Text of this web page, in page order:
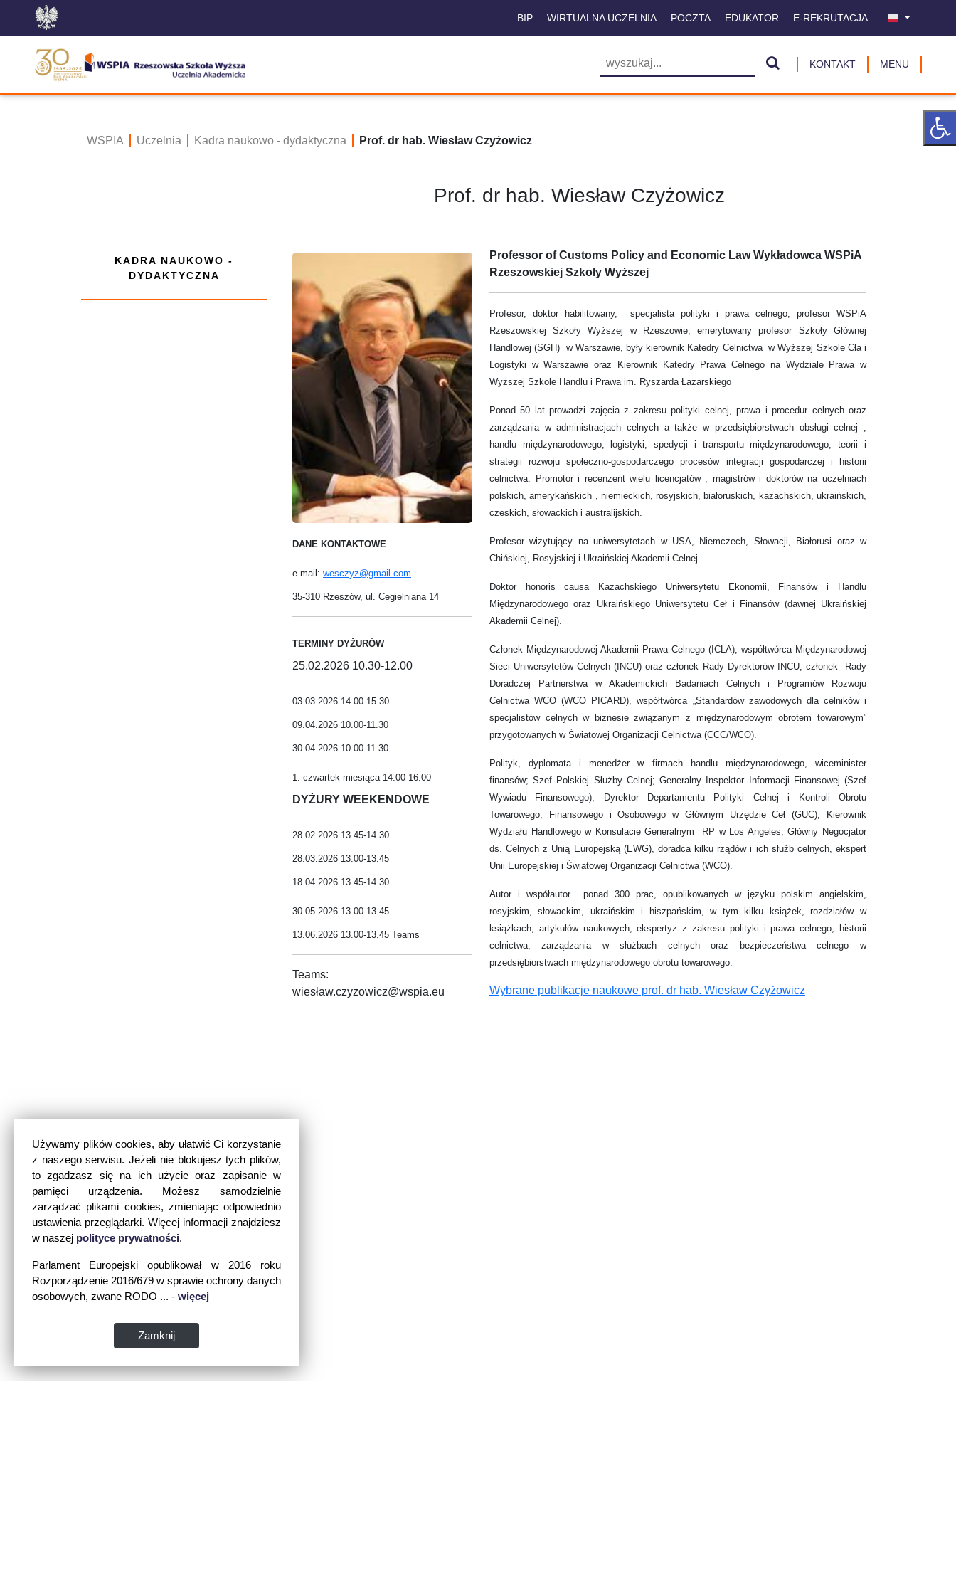
Używamy plików cookies, aby ułatwić Ci korzystanie
z naszego serwisu. Jeżeli nie blokujesz tych plików,
to zgadzasz się na ich użycie oraz zapisanie w
pamięci urządzenia. Możesz samodzielnie
zarządzać plikami cookies, zmieniając odpowiednio
ustawienia przeglądarki. Więcej informacji znajdziesz
w naszej polityce prywatności.
Parlament Europejski opublikował w 2016 roku
Rozporządzenie 2016/679 w sprawie ochrony danych
osobowych, zwane RODO ... - więcej
Zamknij
BIP WIRTUALNA UCZELNIA POCZTA EDUKATOR E-REKRUTACJA
KONTAKT MENU
WSPIA Uczelnia Kadra naukowo - dydaktyczna Prof. dr hab. Wiesław Czyżowicz
KADRA NAUKOWO -
DYDAKTYCZNA
Prof. dr hab. Wiesław Czyżowicz
DANE KONTAKTOWE
e-mail: wesczyz@gmail.com
35-310 Rzeszów, ul. Cegielniana 14
TERMINY DYŻURÓW
25.02.2026 10.30-12.00
03.03.2026 14.00-15.30
09.04.2026 10.00-11.30
30.04.2026 10.00-11.30
1. czwartek miesiąca 14.00-16.00
DYŻURY WEEKENDOWE
28.02.2026 13.45-14.30
28.03.2026 13.00-13.45
18.04.2026 13.45-14.30
30.05.2026 13.00-13.45
13.06.2026 13.00-13.45 Teams
Teams:
wiesław.czyzowicz@wspia.eu
Professor of Customs Policy and Economic Law Wykładowca WSPiA
Rzeszowskiej Szkoły Wyższej
Profesor, doktor habilitowany, specjalista polityki i prawa celnego, profesor WSPiA
Rzeszowskiej Szkoły Wyższej w Rzeszowie, emerytowany profesor Szkoły Głównej
Handlowej (SGH) w Warszawie, były kierownik Katedry Celnictwa w Wyższej Szkole Cła i
Logistyki w Warszawie oraz Kierownik Katedry Prawa Celnego na Wydziale Prawa w
Wyższej Szkole Handlu i Prawa im. Ryszarda Łazarskiego
Ponad 50 lat prowadzi zajęcia z zakresu polityki celnej, prawa i procedur celnych oraz
zarządzania w administracjach celnych a także w przedsiębiorstwach obsługi celnej ,
handlu międzynarodowego, logistyki, spedycji i transportu międzynarodowego, teorii i
strategii rozwoju społeczno-gospodarczego procesów integracji gospodarczej i historii
celnictwa. Promotor i recenzent wielu licencjatów , magistrów i doktorów na uczelniach
polskich, amerykańskich , niemieckich, rosyjskich, białoruskich, kazachskich, ukraińskich,
czeskich, słowackich i australijskich.
Profesor wizytujący na uniwersytetach w USA, Niemczech, Słowacji, Białorusi oraz w
Chińskiej, Rosyjskiej i Ukraińskiej Akademii Celnej.
Doktor honoris causa Kazachskiego Uniwersytetu Ekonomii, Finansów i Handlu
Międzynarodowego oraz Ukraińskiego Uniwersytetu Ceł i Finansów (dawnej Ukraińskiej
Akademii Celnej).
Członek Międzynarodowej Akademii Prawa Celnego (ICLA), współtwórca Międzynarodowej
Sieci Uniwersytetów Celnych (INCU) oraz członek Rady Dyrektorów INCU, członek Rady
Doradczej Partnerstwa w Akademickich Badaniach Celnych i Programów Rozwoju
Celnictwa WCO (WCO PICARD), współtwórca „Standardów zawodowych dla celników i
specjalistów celnych w biznesie związanym z międzynarodowym obrotem towarowym”
przygotowanych w Światowej Organizacji Celnictwa (CCC/WCO).
Polityk, dyplomata i menedżer w firmach handlu międzynarodowego, wiceminister
finansów; Szef Polskiej Służby Celnej; Generalny Inspektor Informacji Finansowej (Szef
Wywiadu Finansowego), Dyrektor Departamentu Polityki Celnej i Kontroli Obrotu
Towarowego, Finansowego i Osobowego w Głównym Urzędzie Ceł (GUC); Kierownik
Wydziału Handlowego w Konsulacie Generalnym RP w Los Angeles; Główny Negocjator
ds. Celnych z Unią Europejską (EWG), doradca kilku rządów i ich służb celnych, ekspert
Unii Europejskiej i Światowej Organizacji Celnictwa (WCO).
Autor i współautor ponad 300 prac, opublikowanych w języku polskim angielskim,
rosyjskim, słowackim, ukraińskim i hiszpańskim, w tym kilku książek, rozdziałów w
książkach, artykułów naukowych, ekspertyz z zakresu polityki i prawa celnego, historii
celnictwa, zarządzania w służbach celnych oraz bezpieczeństwa celnego w
przedsiębiorstwach międzynarodowego obrotu towarowego.
Wybrane publikacje naukowe prof. dr hab. Wiesław Czyżowicz